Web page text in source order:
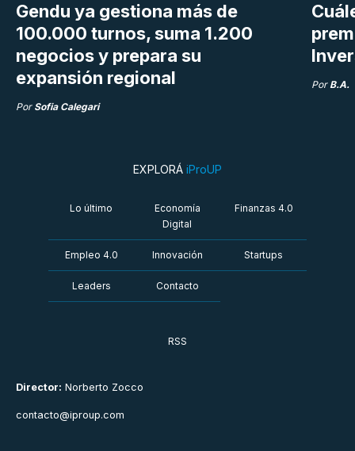
Gendu ya gestiona más de
100.000 turnos, suma 1.200
negocios y prepara su
expansión regional
Por Sofia Calegari
Por B.A.
Director: Norberto Zocco
contacto@iproup.com
EXPLORÁ iProUP
Lo último
Economía
Digital
Finanzas 4.0
Empleo 4.0 Innovación Startups
Leaders Contacto
RSS